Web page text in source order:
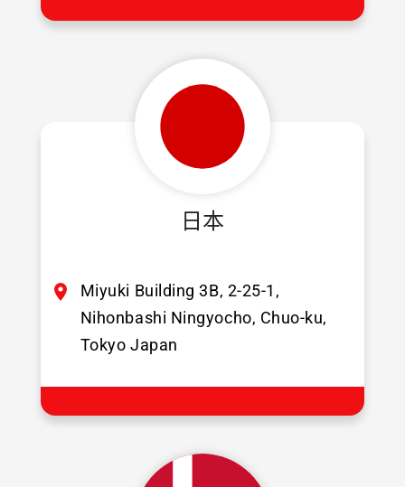
日本
Miyuki Building 3B, 2-25-1,
Nihonbashi Ningyocho, Chuo-ku,
Tokyo Japan